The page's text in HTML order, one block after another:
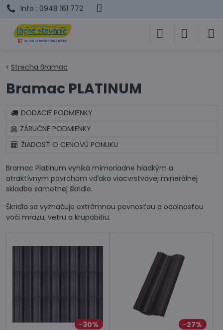
Info : 0948 161 772
Strecha Bramac
Bramac PLATINUM
DODACIE PODMIENKY
ZÁRUČNÉ PODMIENKY
ŽIADOSŤ O CENOVÚ PONUKU
Bramac Platinum vyniká mimoriadne hladkým a
atraktívnym povrchom vďaka viacvrstvovej minerálnej
skladbe samotnej škridle.
Škridla sa vyznačuje extrémnou pevnosťou a odolnosťou
voči mrazu, vetru a krupobitiu.
30% 27%